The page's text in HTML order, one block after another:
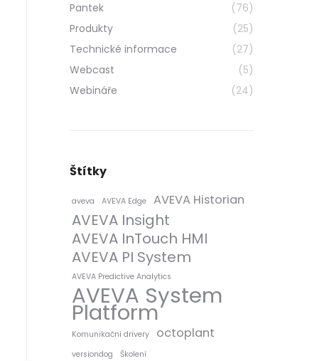
Pantek
(76)
Produkty
(25)
Technické informace
(27)
Webcast
(5)
Webináře
(24)
Štítky
aveva AVEVA Edge AVEVA Historian
AVEVA Insight
AVEVA InTouch HMI
AVEVA PI System
AVEVA Predictive Analytics
AVEVA System
Platform
Komunikační drivery octoplant
versiondog Školení